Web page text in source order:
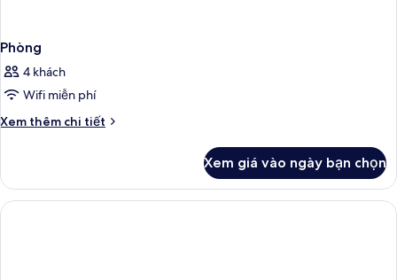
Phòng
4 khách
Wifi miễn phí
Xem thêm chi tiết
Chi
Phòng
Xem giá vào ngày bạn chọn